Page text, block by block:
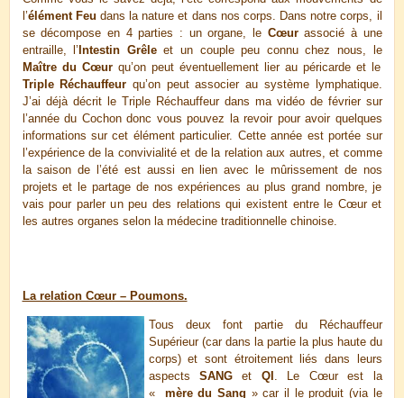
l’élément Feu dans la nature et dans nos corps. Dans notre corps, il
se décompose en 4 parties : un organe, le Cœurassocié à une
entraille, l’ Intestin Grêleet un couple peu connu chez nous, le
Maître du Cœurqu’on peut éventuellement lier au péricarde et le
Triple Réchauffeur qu’on peut associer au système lymphatique.
J’ai déjà décrit le Triple Réchauffeur dans ma vidéo de février sur
l’année du Cochon donc vous pouvez la revoir pour avoir quelques
informations sur cet élément particulier. Cette année est portée sur
l’expérience de la convivialité et de la relation aux autres, et comme
la saison de l’été est aussi en lien avec le mûrissement de nos
projets et le partage de nos expériences au plus grand nombre, je
vais pour parler un peu des relations qui existent entre le Cœur et
les autres organes selon la médecine traditionnelle chinoise.
La relation Cœur – Poumons.
Tous deux font partie du Réchauffeur
Supérieur (car dans la partie la plus haute du
corps) et sont étroitement liés dans leurs
aspects SANGet QI
. Le Cœur est la
« mère du Sang » car il le produit (via le